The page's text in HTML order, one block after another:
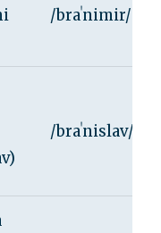
/braˈnimir/
/braˈnislav/